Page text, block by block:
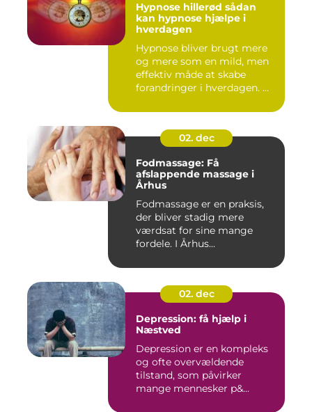
Hypnose hillerød sådan
kan hypnose hjælpe i
hverdagen
Hypnose bliver brugt mere
og mere som en mild, men
effektiv måde at skabe
forandringer i hverdagen. ...
02. dec
Fodmassage: Få
afslappende massage i
Århus
Fodmassage er en praksis,
der bliver stadig mere
værdsat for sine mange
fordele. I Århus...
02. dec
Depression: få hjælp i
Næstved
Depression er en kompleks
og ofte overvældende
tilstand, som påvirker
mange mennesker p&...